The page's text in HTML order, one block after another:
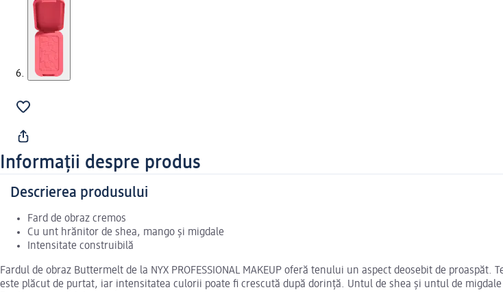
Informații despre produs
Descrierea produsului
Fard de obraz cremos
Cu unt hrănitor de shea, mango și migdale
Intensitate construibilă
Fardul de obraz Buttermelt de la NYX PROFESSIONAL MAKEUP oferă tenului un aspect deosebit de
este plăcut de purtat, iar intensitatea culorii poate fi crescută după dorință. Untul de shea și untul de